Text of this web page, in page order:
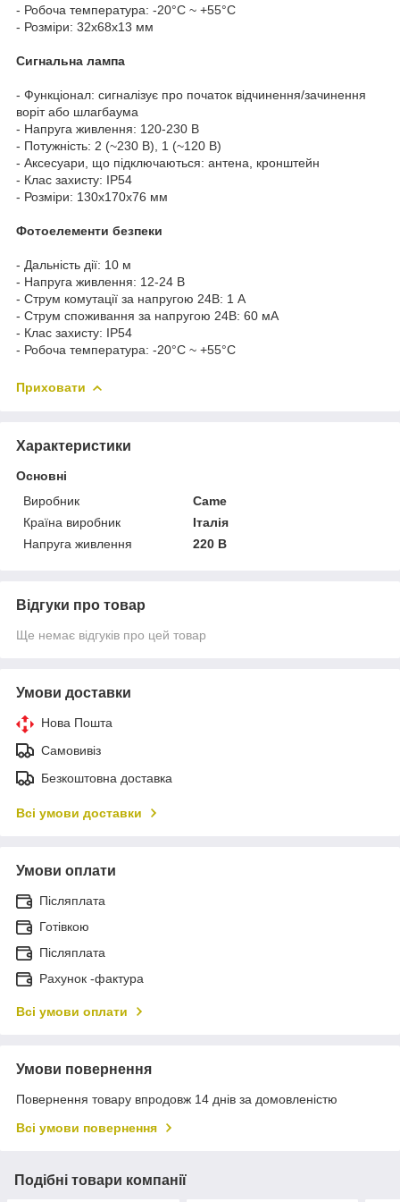
- Робоча температура: -20°C ~ +55°C
- Розміри: 32x68x13 мм
Сигнальна лампа
- Функціонал: сигналізує про початок відчинення/зачинення
воріт або шлагбаума
- Напруга живлення: 120-230 В
- Потужність: 2 (~230 В), 1 (~120 В)
- Аксесуари, що підключаються: антена, кронштейн
- Клас захисту: IP54
- Розміри: 130х170х76 мм
Фотоелементи безпеки
- Дальність дії: 10 м
- Напруга живлення: 12-24 В
- Струм комутації за напругою 24В: 1 А
- Струм споживання за напругою 24В: 60 мА
- Клас захисту: IP54
- Робоча температура: -20°C ~ +55°C
Приховати
Характеристики
Основні
Виробник
Came
Країна виробник
Італія
Напруга живлення
220 В
Відгуки про товар
Ще немає відгуків про цей товар
Умови доставки
Нова Пошта
Самовивіз
Безкоштовна доставка
Всі умови доставки
Умови оплати
Післяплата
Готівкою
Післяплата
Рахунок -фактура
Всі умови оплати
Умови повернення
Повернення товару впродовж 14 днів за домовленістю
Всі умови повернення
Подібні товари компанії